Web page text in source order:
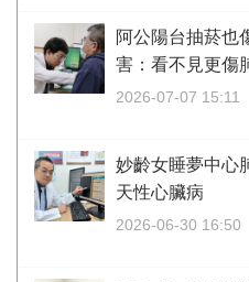
阿公陽台抽菸
害：看不見更傷
2026-07-07 15:11
妙齡女睡夢中
天性心臟病
2026-06-30 16:50